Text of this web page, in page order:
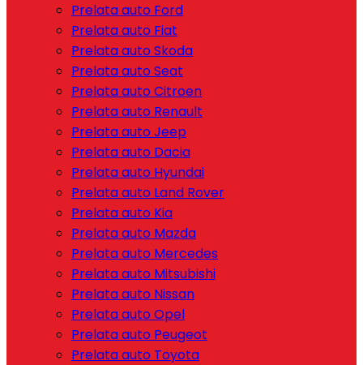
Prelata auto Ford
Prelata auto Fiat
Prelata auto Skoda
Prelata auto Seat
Prelata auto Citroen
Prelata auto Renault
Prelata auto Jeep
Prelata auto Dacia
Prelata auto Hyundai
Prelata auto Land Rover
Prelata auto Kia
Prelata auto Mazda
Prelata auto Mercedes
Prelata auto Mitsubishi
Prelata auto Nissan
Prelata auto Opel
Prelata auto Peugeot
Prelata auto Toyota